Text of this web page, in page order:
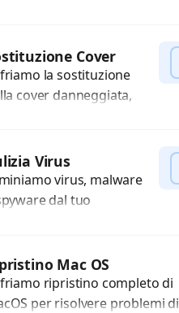
bruciato,
circuito,
cali di
Cover
la sostituzione
cover danneggiata,
Ripristiniamo
estetico e...
Virus
virus, malware
dal tuo
Eseguiamo una
approfondita e
Preventivo
Mac OS
ripristino completo di
per risolvere problemi di